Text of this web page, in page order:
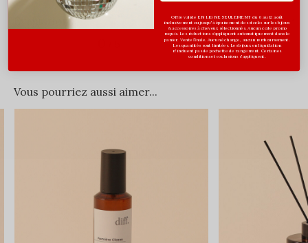
Évaluations
Vous pourriez aussi aimer...
Offre valide EN LIGNE SEULEMENT du 6 au 12 août
inclusivement ou jusqu'à épuisement des stocks sur les bijoux
& accessoires à cheveux sélectionnés. Aucun code promo
requis. Les réductions s’appliquent automatiquement dans le
panier. Vente finale. Aucun échange, aucun remboursement.
Les quantités sont limitées. Les bijoux en liquidation
n'incluent pas de pochette de rangement. Certaines
conditions et exclusions s'appliquent.